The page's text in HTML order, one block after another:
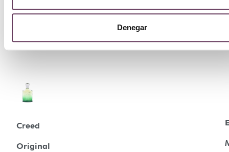
Denegar
Creed
Original